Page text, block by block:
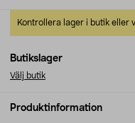
Butikslager
Välj butik
Kontrollera lager i butik eller
Produktinformation